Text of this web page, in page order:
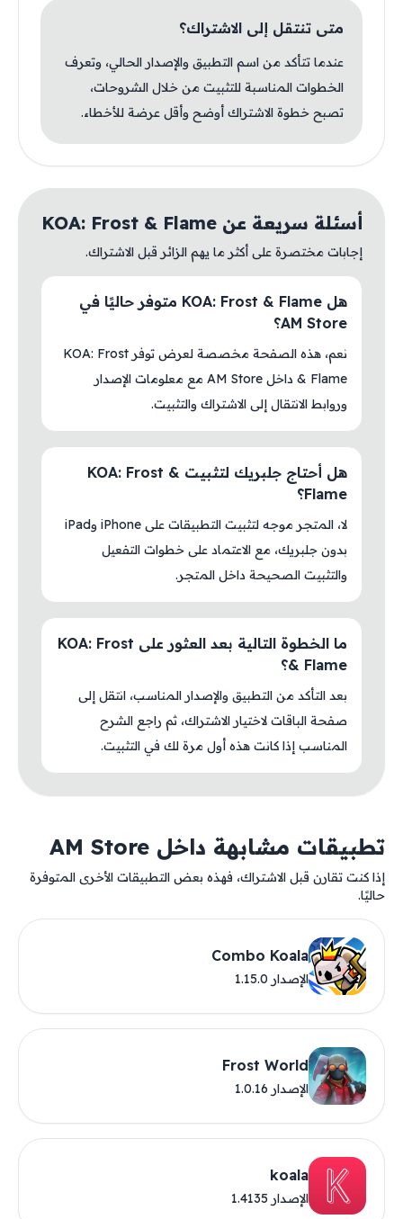
متى تنتقل إلى الاشتراك؟
عندما تتأكد من اسم التطبيق والإصدار الحالي، وتعرف
الخطوات المناسبة للتثبيت من خلال الشروحات،
تصبح خطوة الاشتراك أوضح وأقل عرضة للأخطاء.
أسئلة سريعة عن KOA: Frost & Flame
إجابات مختصرة على أكثر ما يهم الزائر قبل الاشتراك.
هل KOA: Frost & Flame متوفر حاليًا في
AM Store؟
نعم، هذه الصفحة مخصصة لعرض توفر KOA: Frost
& Flame داخل AM Store مع معلومات الإصدار
وروابط الانتقال إلى الاشتراك والتثبيت.
هل أحتاج جلبريك لتثبيت KOA: Frost &
Flame؟
لا، المتجر موجه لتثبيت التطبيقات على iPhone وiPad
بدون جلبريك، مع الاعتماد على خطوات التفعيل
والتثبيت الصحيحة داخل المتجر.
ما الخطوة التالية بعد العثور على KOA: Frost
& Flame؟
بعد التأكد من التطبيق والإصدار المناسب، انتقل إلى
صفحة الباقات لاختيار الاشتراك، ثم راجع الشرح
المناسب إذا كانت هذه أول مرة لك في التثبيت.
تطبيقات مشابهة داخل AM Store
إذا كنت تقارن قبل الاشتراك، فهذه بعض التطبيقات الأخرى المتوفرة
حاليًا.
Combo Koala
الإصدار 1.15.0
Frost World
الإصدار 1.0.16
koala
الإصدار 1.4135